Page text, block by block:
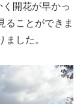
開花が早かっ
ることができま
した。